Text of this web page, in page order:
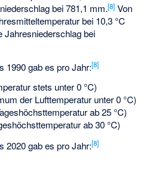
bei 781,1 mm.[8] Von
bei 10,3 °C
Jahresniederschlag bei
1990 gab es pro Jahr:[8]
stets unter 0 °C)
der Lufttemperatur unter 0 °C)
ab 25 °C)
ab 30 °C)
2020 gab es pro Jahr:[8]